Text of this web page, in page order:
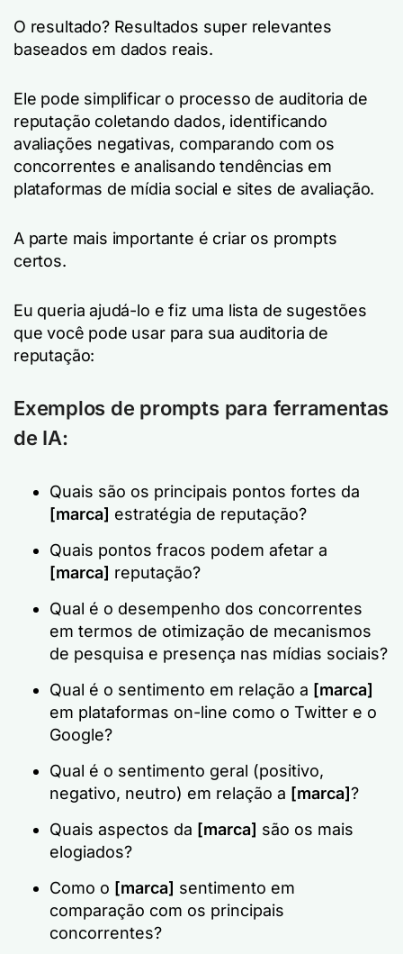
O resultado? Resultados super relevantes
baseados em dados reais.
Ele pode simplificar o processo de auditoria de
reputação coletando dados, identificando
avaliações negativas, comparando com os
concorrentes e analisando tendências em
plataformas de mídia social e sites de avaliação.
A parte mais importante é criar os prompts
certos.
Eu queria ajudá-lo e fiz uma lista de sugestões
que você pode usar para sua auditoria de
reputação:
Exemplos de prompts para ferramentas
de IA:
Quais são os principais pontos fortes da
[marca] estratégia de reputação?
Quais pontos fracos podem afetar a
[marca] reputação?
Qual é o desempenho dos concorrentes
em termos de otimização de mecanismos
de pesquisa e presença nas mídias sociais?
Qual é o sentimento em relação a [marca]
em plataformas on-line como o Twitter e o
Google?
Qual é o sentimento geral (positivo,
negativo, neutro) em relação a [marca]?
Quais aspectos da [marca] são os mais
elogiados?
Como o [marca] sentimento em
comparação com os principais
concorrentes?